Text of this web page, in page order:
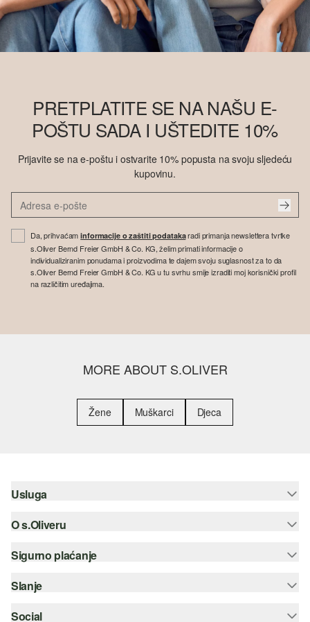
PRETPLATITE SE NA NAŠU E-
POŠTU SADA I UŠTEDITE 10%
Prijavite se na e-poštu i ostvarite 10% popusta na svoju sljedeću
kupovinu.
Da, prihvaćaminformacije o zaštiti podatakaradi primanja newslettera tvrtke
s.Oliver Bernd Freier GmbH & Co. KG, želim primati informacije o
individualiziranim ponudama i proizvodima te dajem svoju suglasnost za to da
s.Oliver Bernd Freier GmbH & Co. KG u tu svrhu smije izraditi moj korisnički profil
na različitim uređajima.
MORE ABOUT S.OLIVER
Žene Muškarci Djeca
Usluga
Pomoć i česta pitanja
Savjetovanje o veličinama
Odjeća
O s.Oliveru
Newsletter
s.Oliver Group
Sigurno plaćanje
Kreditna kartica
PayPal
Slanje
Hrvatska pošta
Social